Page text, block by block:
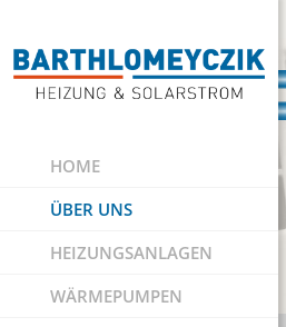
HOME
ÜBER UNS
HEIZUNGSANLAGEN
WÄRMEPUMPEN